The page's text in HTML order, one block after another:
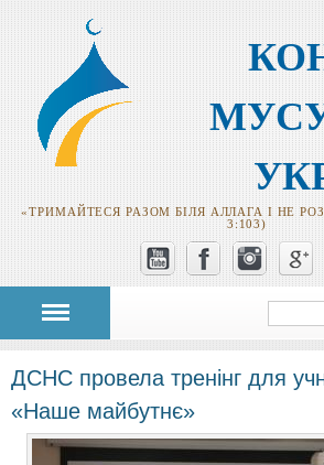
«ТРИМАЙТЕСЯ РАЗОМ БІЛЯ АЛЛАГА І НЕ
3:103)
ДСНС провела тренінг для
«Наше майбутнє»